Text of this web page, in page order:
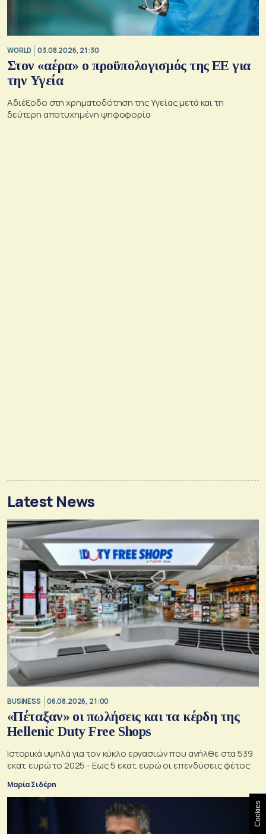
WORLD 03.08.2026, 21:30
Στον «αέρα» ο προϋπολογισμός της ΕΕ για
την Υγεία
Αδιέξοδο στη χρηματοδότηση της Υγείας μετά και τη
δεύτερη αποτυχημένη ψηφοφορία
Latest News
BUSINESS 06.08.2026, 21:00
«Πέταξαν» οι πωλήσεις και τα κέρδη της
Hellenic Duty Free Shops
Ιστορικά υψηλά για τον κύκλο εργασιών που ανήλθε στα 539
εκατ. ευρώ το 2025 - Εως 5 εκατ. ευρώ οι επενδύσεις φέτος
Μαρία Σιδέρη
Cookies